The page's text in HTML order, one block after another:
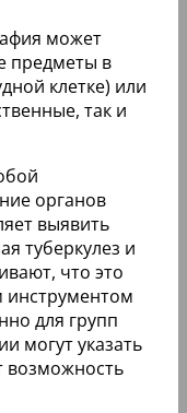
может
предметы в
клетке) или
так и
органов
выявить
туберкулез и
что это
инструментом
для групп
могут указать
возможность